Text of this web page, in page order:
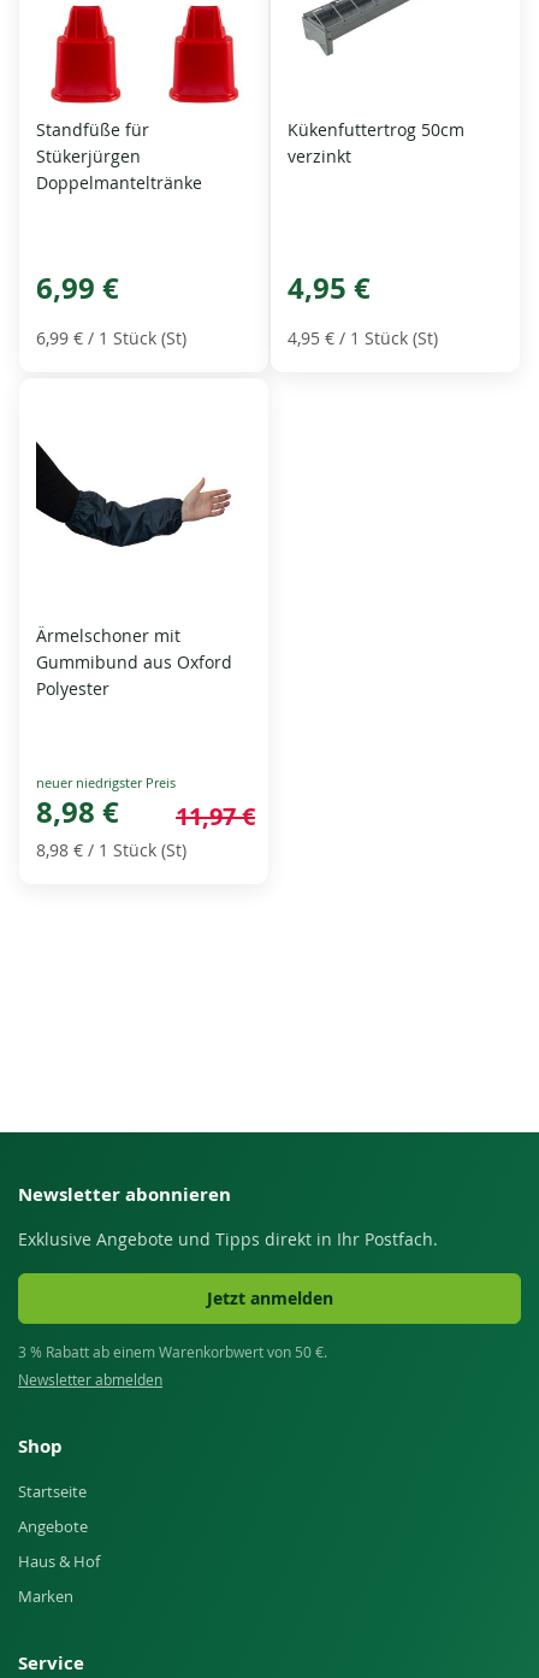
Standfüße für
Stükerjürgen
Doppelmanteltränke
6,99 €
6,99 € / 1 Stück (St)
Kükenfuttertrog 50cm
verzinkt
4,95 €
4,95 € / 1 Stück (St)
Ärmelschoner mit
Gummibund aus Oxford
Polyester
Special
Price
8,98 € 11,97 €
8,98 € / 1 Stück (St)
Newsletter abonnieren
Exklusive Angebote und Tipps direkt in Ihr Postfach.
Jetzt anmelden
3 % Rabatt ab einem Warenkorbwert von 50 €.
Newsletter abmelden
Shop
Startseite
Angebote
Haus & Hof
Marken
Service